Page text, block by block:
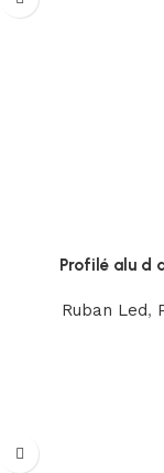
Profilé alu d
Ruban Led,